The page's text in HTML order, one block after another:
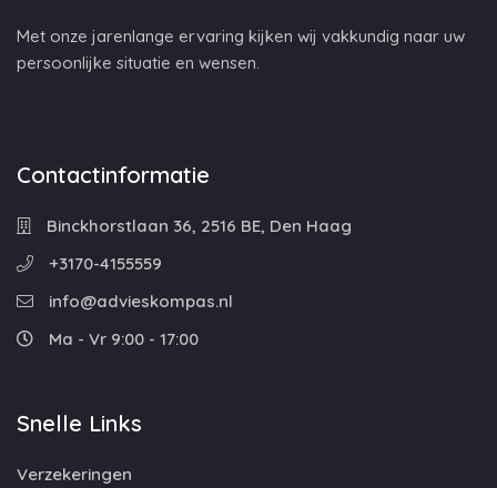
Met onze jarenlange ervaring kijken wij vakkundig naar uw
persoonlijke situatie en wensen.
Contactinformatie
Binckhorstlaan 36, 2516 BE, Den Haag
+3170-4155559
info@advieskompas.nl
Ma - Vr 9:00 - 17:00
Snelle Links
Verzekeringen